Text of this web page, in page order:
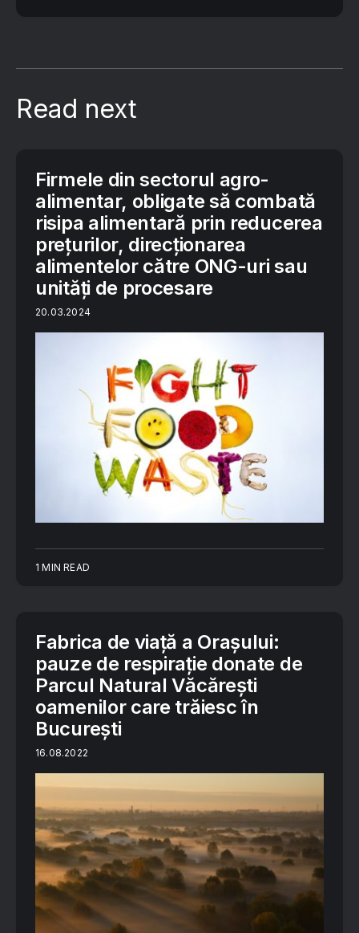
Read next
Firmele din sectorul agro-
alimentar, obligate să combată
risipa alimentară prin reducerea
prețurilor, direcționarea
alimentelor către ONG-uri sau
unități de procesare
20.03.2024
1 MIN READ
Fabrica de viață a Orașului:
pauze de respirație donate de
Parcul Natural Văcăreşti
oamenilor care trăiesc în
București
16.08.2022